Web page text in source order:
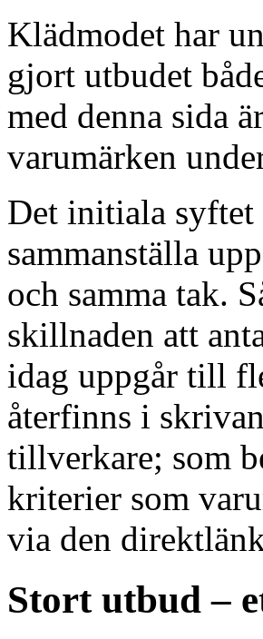
Klädmodet har
gjort utbudet
med denna sida
varumärken
Det initiala syftet
sammanställa
och samma tak.
skillnaden att
idag uppgår till
återfinns i
tillverkare; som
kriterier som
via den
Stort utbud –